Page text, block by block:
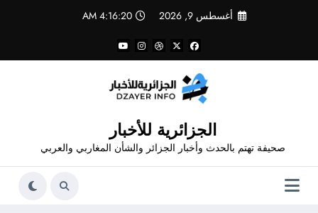
أغسطس 9, 2026 4:16:22 AM
الجزائرية للأخبار
صحيفة تهتم بالحدث وأخبار الجزائر والشأن المغاربي والعربي